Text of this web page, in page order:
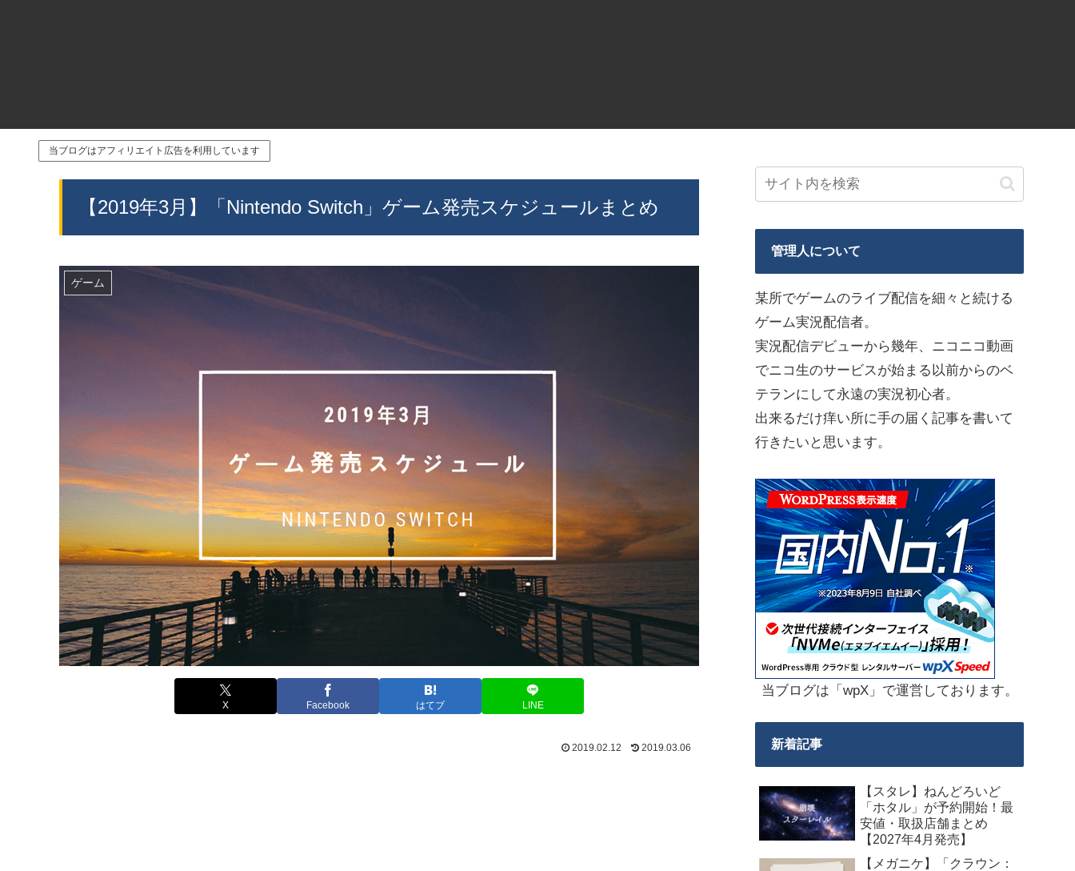
当ブログはアフィリエイト広告を利用しています
【2019年3月】「Nintendo Switch」ゲーム発売スケジュールまとめ
ゲーム
X Facebook はてブ LINE
2019.02.12 2019.03.06
管理人について
某所でゲームのライブ配信を細々と続ける
ゲーム実況配信者。
実況配信デビューから幾年、ニコニコ動画
でニコ生のサービスが始まる以前からのベ
テランにして永遠の実況初心者。
出来るだけ痒い所に手の届く記事を書いて
行きたいと思います。
当ブログは「wpX」で運営しております。
新着記事
【スタレ】ねんどろいど
「ホタル」が予約開始！最
安値・取扱店舗まとめ
【2027年4月発売】
【メガニケ】「クラウン：